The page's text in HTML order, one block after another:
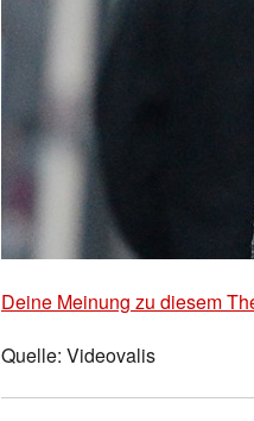
Deine Meinung zu diesem
Quelle: Videovalis